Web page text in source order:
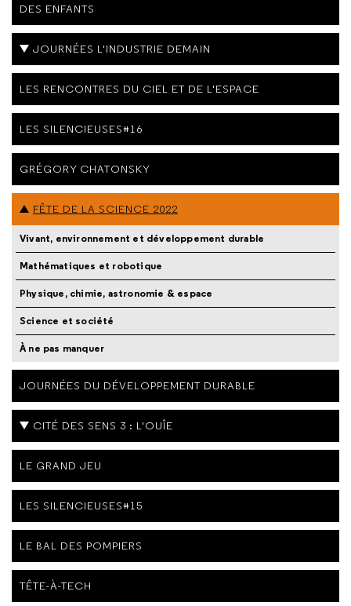
DES ENFANTS
JOURNÉES L'INDUSTRIE DEMAIN
LES RENCONTRES DU CIEL ET DE L'ESPACE
LES SILENCIEUSES#16
GRÉGORY CHATONSKY
FÊTE DE LA SCIENCE 2022
Vivant, environnement et développement durable
Mathématiques et robotique
Physique, chimie, astronomie & espace
Science et société
À ne pas manquer
JOURNÉES DU DÉVELOPPEMENT DURABLE
CITÉ DES SENS 3 : L'OUÎE
LE GRAND JEU
LES SILENCIEUSES#15
LE BAL DES POMPIERS
TÊTE-À-TECH